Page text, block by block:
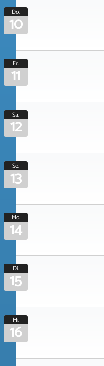
Do.
10
Fr.
11
Sa.
12
So.
13
Mo.
14
Di.
15
Mi.
16